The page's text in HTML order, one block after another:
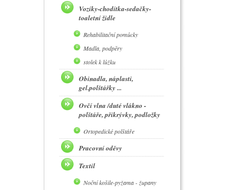
Vozíky-chodítka-sedačky-
toaletní židle
Rehabilitační pomůcky
Madla, podpěry
stolek k lůžku
Obinadla, náplasti,
gel.polštářky ...
Ovčí vlna /duté vlákno -
polštáře, přikrývky, podložky
Ortopedické polštáře
Pracovní oděvy
Textil
Noční košile-pyžama - župany